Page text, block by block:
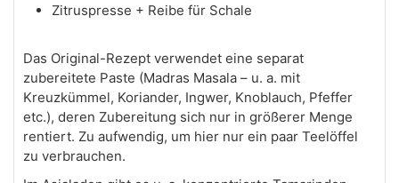
Zitruspresse + Reibe für Schale
Das Original-Rezept verwendet eine separat
zubereitete Paste (Madras Masala – u. a. mit
Kreuzkümmel, Koriander, Ingwer, Knoblauch, Pfeffer
etc.), deren Zubereitung sich nur in größerer Menge
rentiert. Zu aufwendig, um hier nur ein paar Teelöffel
zu verbrauchen.